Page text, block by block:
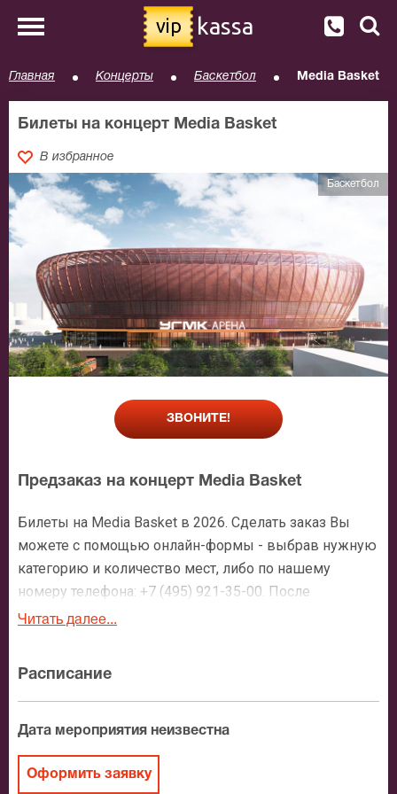
vip kassa
Главная Концерты Баскетбол Media Basket
Билеты на концерт Media Basket
В избранное
Баскетбол
ЗВОНИТЕ!
Предзаказ на концерт Media Basket
Билеты на Media Basket в 2026. Сделать заказ Вы
можете с помощью онлайн-формы - выбрав нужную
категорию и количество мест, либо по нашему
номеру телефона: +7 (495) 921-35-00. После
оформления заявки с Вами свяжется персональный
зале, о том как заказать билет и утвердит адрес
доставки.
После бронирования билетов, ожидайте доставку по
Читать далее...
Расписание
Дата мероприятия неизвестна
Оформить заявку